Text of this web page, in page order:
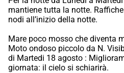
mantiene tutta la notte.
nodi all’inizio della notte.
Mare poco mosso che diventa
Moto ondoso piccolo da N.
di Martedi 18 agosto :
giornata: il cielo si schiarirà.